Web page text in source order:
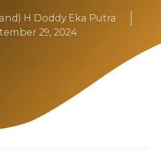
H Doddy Eka Putra
29, 2024